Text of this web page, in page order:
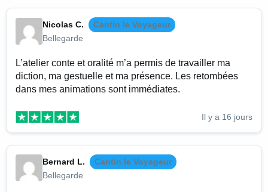
Nicolas C.
Cantin le Voyageur
Bellegarde
L’atelier conte et oralité m’a permis de travailler ma
diction, ma gestuelle et ma présence. Les retombées
dans mes animations sont immédiates.
Il y a 16 jours
Bernard L.
Cantin le Voyageur
Bellegarde